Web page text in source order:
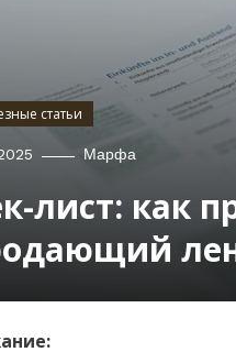
статьи
Марфа
лист: как